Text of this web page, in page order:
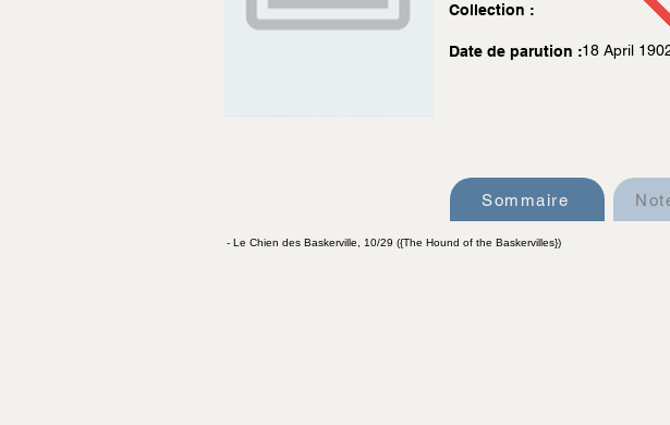
Collection :
Date de parution :18 April
Sommaire
- Le Chien des Baskerville, 10/29 ({The Hound of the Baskervilles})